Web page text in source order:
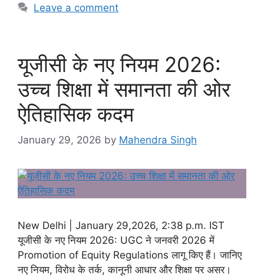
Leave a comment
यूजीसी के नए नियम 2026:
उच्च शिक्षा में समानता की ओर
ऐतिहासिक कदम
January 29, 2026 by Mahendra Singh
New Delhi | January 29,2026, 2:38 p.m. IST
यूजीसी के नए नियम 2026: UGC ने जनवरी 2026 में
Promotion of Equity Regulations लागू किए हैं। जानिए
नए नियम, विरोध के तर्क, कानूनी आधार और शिक्षा पर असर।